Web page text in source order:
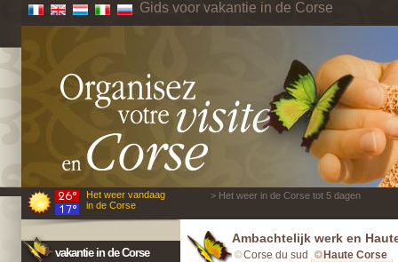
Gids voor vakantie in de Corse
Het weer vandaag
in de Corse
> Het weer in de Corse tot 5 dagen
vakantie in de Corse
Ambachtelijk werk en
Corse du sud Haute Corse